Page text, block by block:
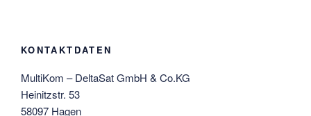
KONTAKTDATEN
MultiKom – DeltaSat GmbH & Co.KG
Heinitzstr. 53
58097 Hagen